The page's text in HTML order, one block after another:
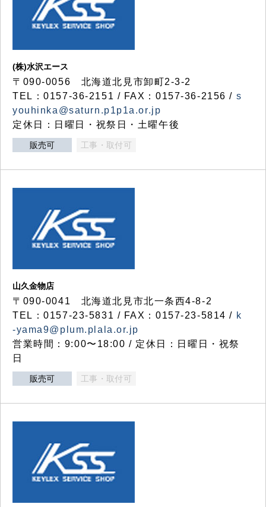
(株)水沢エース
〒090-0056 北海道北見市卸町2-3-2
TEL：0157-36-2151 / FAX：0157-36-2156 / s
youhinka@saturn.p1p1a.or.jp
定休日：日曜日・祝祭日・土曜午後
販売可 工事・取付可
山久金物店
〒090-0041 北海道北見市北一条西4-8-2
TEL：0157-23-5831 / FAX：0157-23-5814 / k
-yama9@plum.plala.or.jp
営業時間：9:00〜18:00 / 定休日：日曜日・祝祭
日
販売可 工事・取付可